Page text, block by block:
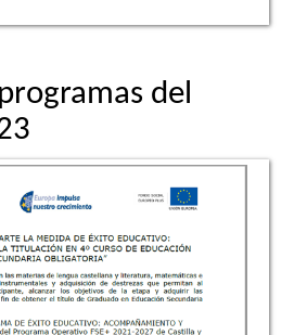
del